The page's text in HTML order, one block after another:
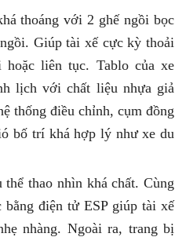
thoáng với 2 ghế ngồi bọc
Giúp tài xế cực kỳ thoải
liên tục. Tablo của xe
lịch với chất liệu nhựa giả
thống điều chỉnh, cụm đồng
bố trí khá hợp lý như xe du
thao nhìn khá chất. Cùng
điện tử ESP giúp tài xế
nhàng. Ngoài ra, trang bị